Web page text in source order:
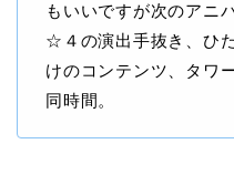
もいいですが次のアニ
☆ ４の演出手抜き、ひ
けのコンテンツ、タワ
同時間。